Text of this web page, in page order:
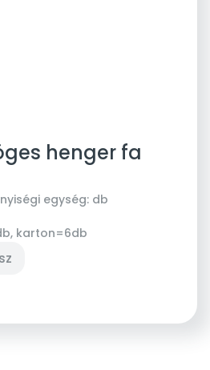
henger fa
egység: db
karton=6db